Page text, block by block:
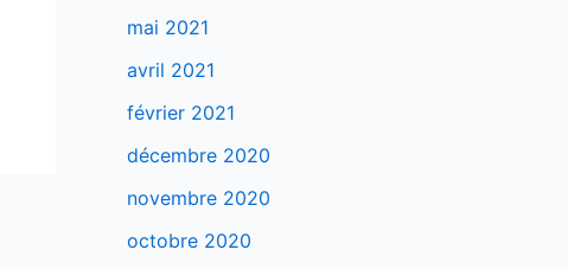
mai 2021
avril 2021
février 2021
décembre 2020
novembre 2020
octobre 2020